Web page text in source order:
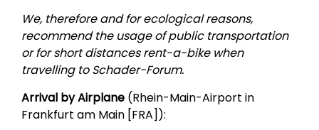
We, therefore and for ecological reasons,
recommend the usage of public transportation
or for short distances rent-a-bike when
travelling to Schader-Forum.
Arrival by Airplane (Rhein-Main-Airport in
Frankfurt am Main [FRA]):